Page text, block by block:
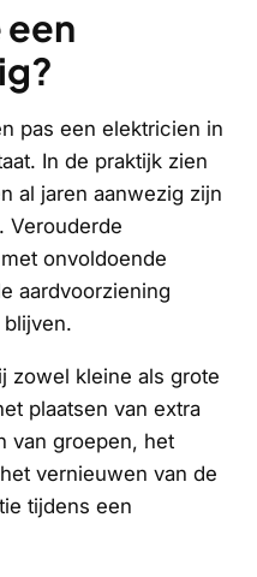
een
pas een elektricien in
In de praktijk zien
al jaren aanwezig zijn
Verouderde
onvoldoende
aardvoorziening
zowel kleine als grote
plaatsen van extra
van groepen, het
vernieuwen van de
tijdens een